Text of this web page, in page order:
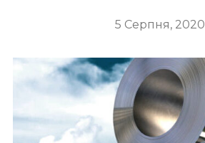
5 Серпня, 2020